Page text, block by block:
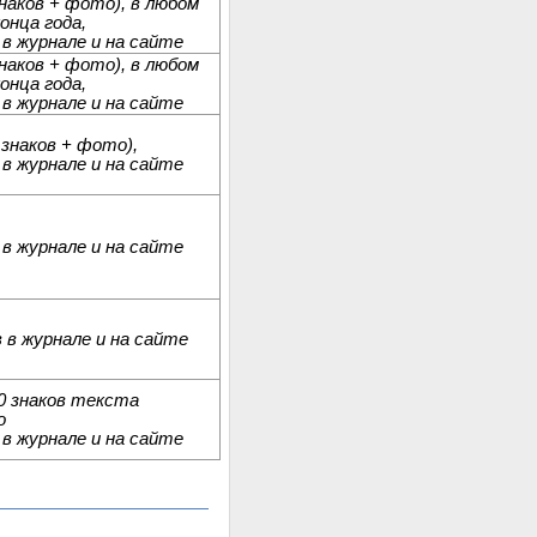
года,
журнале и на сайте
+ фото), в любом
года,
журнале и на сайте
+ фото),
журнале и на сайте
журнале и на сайте
журнале и на сайте
знаков текста
журнале и на сайте